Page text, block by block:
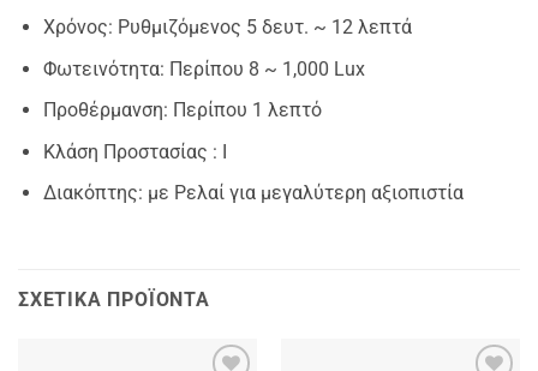
Χρόνος: Ρυθμιζόμενος 5 δευτ. ~ 12 λεπτά
Φωτεινότητα: Περίπου 8 ~ 1,000 Lux
Προθέρμανση: Περίπου 1 λεπτό
Κλάση Προστασίας : Ι
Διακόπτης: με Ρελαί για μεγαλύτερη αξιοπιστία
ΣΧΕΤΙΚΆ ΠΡΟΪΌΝΤΑ